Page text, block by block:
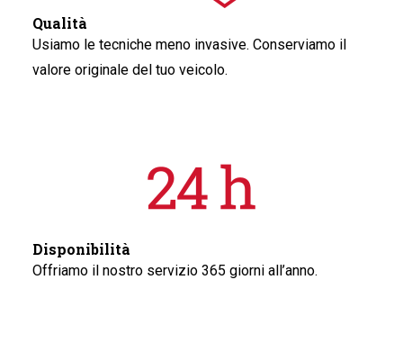
Qualità
Usiamo le tecniche meno invasive. Conserviamo il
valore originale del tuo veicolo.
Disponibilità
Offriamo il nostro servizio 365 giorni all’anno.